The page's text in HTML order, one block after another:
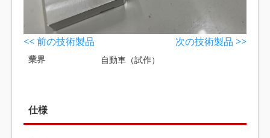
<< 前の技術製品 次の技術製品 >>
業界 自動車（試作）
仕様